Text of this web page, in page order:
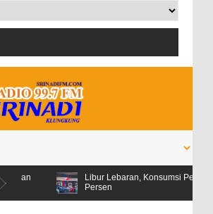
Libur Lebaran, Konsumsi Pertamax Naik 99
Persen